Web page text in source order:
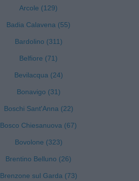
Arcole (129)
Badia Calavena (55)
Bardolino (311)
Belfiore (71)
Bevilacqua (24)
Bonavigo (31)
Boschi Sant'Anna (22)
Bosco Chiesanuova (67)
Bovolone (323)
Brentino Belluno (26)
Brenzone sul Garda (73)